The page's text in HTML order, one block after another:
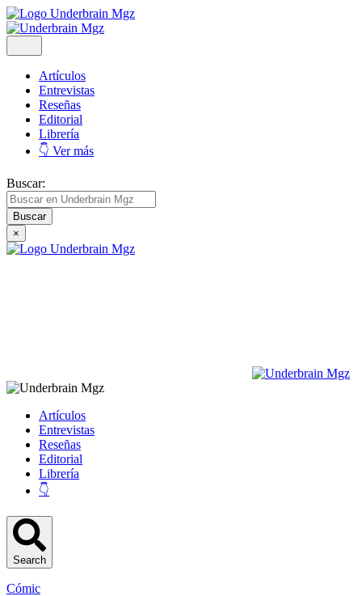
Artículos
Entrevistas
Reseñas
Editorial
Librería
👇 Ver más
Buscar:
×
Artículos
Entrevistas
Reseñas
Editorial
Librería
👇
Search
Cómic